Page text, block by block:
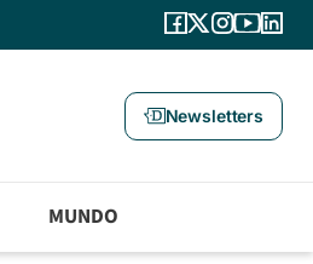
Newsletters
MUNDO